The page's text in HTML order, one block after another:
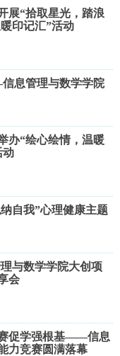
展“拾取星光，踏浪
印记汇”活动
息管理与数学学院
办“绘心绘情，温暖
动
自我”心理健康主题
与数学学院大创项
会
促学强根基——信息
力竞赛圆满落幕